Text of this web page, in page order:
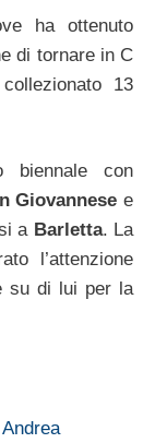
ha ottenuto
di tornare in C
13
biennale con
Giovannese e
a Barletta. La
l’attenzione
su di lui per la